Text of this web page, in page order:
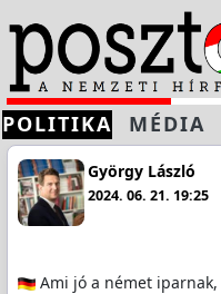
POLITIKA MÉDIA
György László
2024. 06. 21. 19:25
Ami jó a német iparnak,